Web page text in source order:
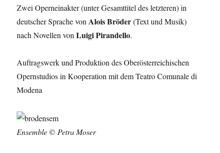
Zwei Operneinakter (unter Gesamttitel des letzteren) in
deutscher Sprache von Alois Bröder(Text und Musik)
nach Novellen vonLuigi Pirandello.
Auftragswerk und Produktion des Oberösterreichischen
Opernstudios in Kooperation mit dem Teatro Comunale di
Modena
Ensemble© Petra Moser